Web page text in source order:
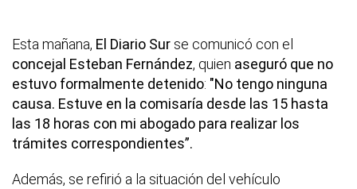
Esta mañana, El Diario Sur se comunicó con el
concejal Esteban Fernández, quien aseguró que no
estuvo formalmente detenido: "No tengo ninguna
causa. Estuve en la comisaría desde las 15 hasta
las 18 horas con mi abogado para realizar los
trámites correspondientes”.
Además, se refirió a la situación del vehículo